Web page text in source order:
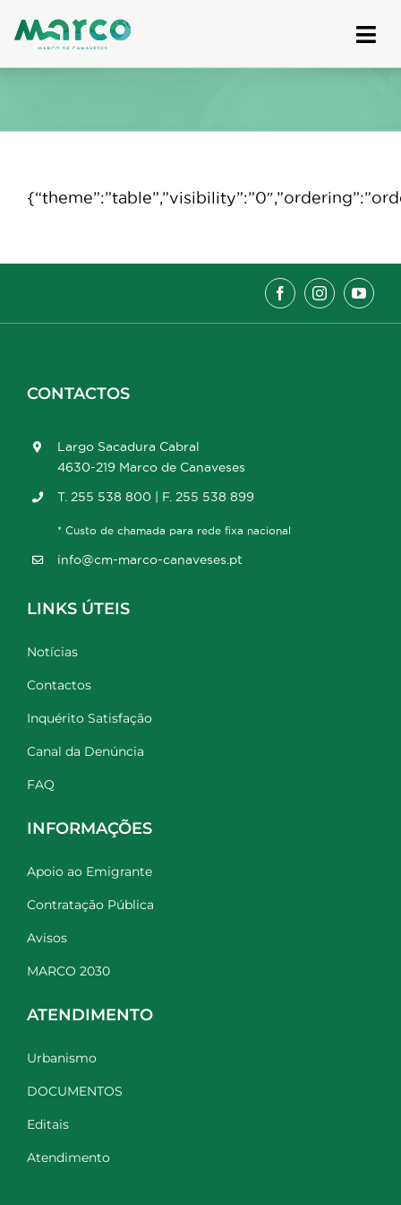
to
CONTACTOS
Largo Sacadura Cabral
4630-219 Marco de Canaveses
T. 255 538 800 | F. 255 538 899
* Custo de chamada para rede fixa nacional
info@cm-marco-canaveses.pt
LINKS ÚTEIS
Notícias
Contactos
Inquérito Satisfação
Canal da Denúncia
FAQ
INFORMAÇÕES
Apoio ao Emigrante
Contratação Pública
Avisos
MARCO 2030
ATENDIMENTO
Urbanismo
DOCUMENTOS
Editais
Atendimento